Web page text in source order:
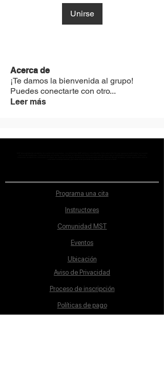
Unirse
Acerca de
¡Te damos la bienvenida al grupo!
Puedes conectarte con otro...
Leer más
Programa una cita
Instructores
Comunidad MST
Eventos
Ubicación
Aviso de Privacidad
Proceso de inscripción
Políticas de pago